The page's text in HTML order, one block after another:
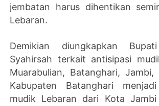
jembatan harus dihentikan
Lebaran.
Demikian diungkapkan
Syahirsah terkait antisipasi
Muarabulian, Batanghari, Jambi,
Kabupaten Batanghari
mudik Lebaran dari Kota